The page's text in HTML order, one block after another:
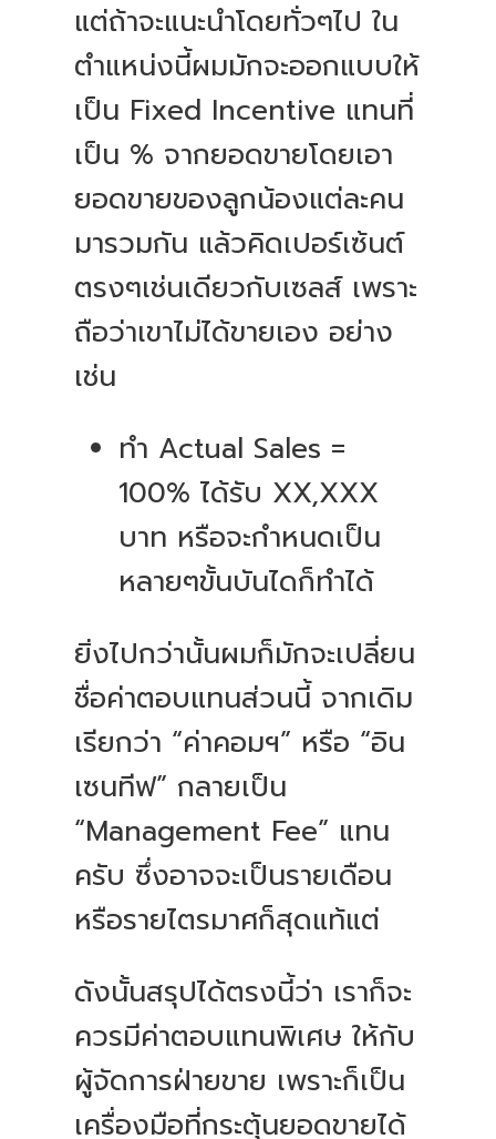
แต่ถ้าจะแนะนำโดยทั่วๆไป ใน
ตำแหน่งนี้ผมมักจะออกแบบให้
เป็น Fixed Incentive แทนที่
เป็น % จากยอดขายโดยเอา
ยอดขายของลูกน้องแต่ละคน
มารวมกัน แล้วคิดเปอร์เซ้นต์
ตรงๆเช่นเดียวกับเซลส์ เพราะ
ถือว่าเขาไม่ได้ขายเอง อย่าง
เช่น
ทำ Actual Sales =
100% ได้รับ XX,XXX
บาท หรือจะกำหนดเป็น
หลายๆขั้นบันไดก็ทำได้
ยิ่งไปกว่านั้นผมก็มักจะเปลี่ยน
ชื่อค่าตอบแทนส่วนนี้ จากเดิม
เรียกว่า “ค่าคอมฯ” หรือ “อิน
เซนทีฟ” กลายเป็น
“Management Fee” แทน
ครับ ซึ่งอาจจะเป็นรายเดือน
หรือรายไตรมาศก็สุดแท้แต่
ดังนั้นสรุปได้ตรงนี้ว่า เราก็จะ
ควรมีค่าตอบแทนพิเศษ ให้กับ
ผู้จัดการฝ่ายขาย เพราะก็เป็น
เครื่องมือที่กระตุ้นยอดขายได้